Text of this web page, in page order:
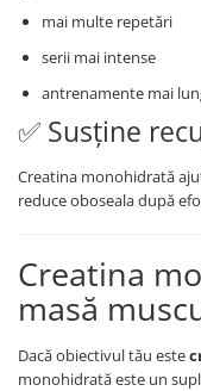
mai multe repetări
serii mai intense
antrenamente mai
✅ Susține
Creatina monohidrată
reduce oboseala după
Creatina
masă
Dacă obiectivul tău este
monohidrată este un